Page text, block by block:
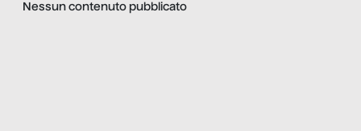
Nessun contenuto pubblicato